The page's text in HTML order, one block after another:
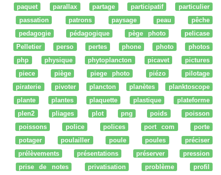
paquet
parallax partage participatif
particulier
passation
patrons paysage peau
pêche
pedagogie
pédagogique pège photo
pelicase
Pelletier
perso pertes phone photo
photos
php
physique phytoplancton picavet
pictures
piece
piège piege photo piézo
pilotage
piraterie
pivoter plancton planètes
planktoscope
plante
plantes plaquette plastique
plateforme
plen2
pliages plot png poids
poisson
poissons
police polices port com
porte
potager
poulailler poule poules
préciser
prélèvements
présentations préserver
pression
prise de notes
privatisation problème
profil